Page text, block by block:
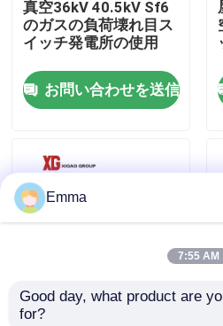
品質管理
私達に連絡しなさい
空力荷重の壊れ目スイッチ
SF6負荷壊れ目スイッチ
電力配分の開閉装置
真空36kV 40.5kV Sf6
のガスの負荷壊れ目ス
イッチ発電所の使用
お問い合わせを送信
FZW28F-12kv 24kv
Emma
7:55 AM
Good day, what product are
for?